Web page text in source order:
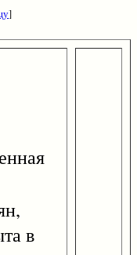
]
в